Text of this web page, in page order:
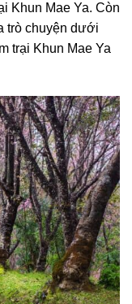
Khun Mae Ya. Còn
trò chuyện dưới
trại Khun Mae Ya